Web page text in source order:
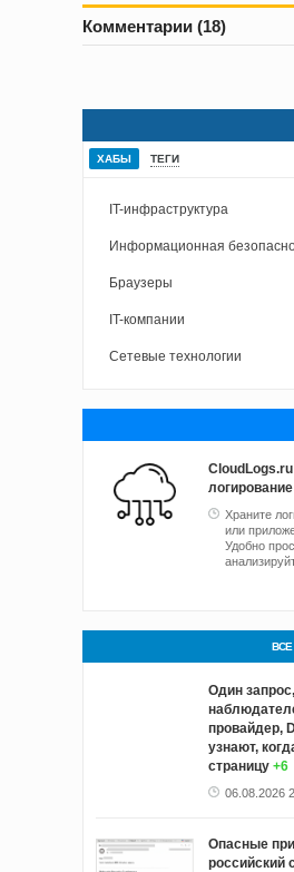
Комментарии (18)
ХАБЫ ТЕГИ
IT-инфраструктура
Информационная
Браузеры
IT-компании
Сетевые технологии
логирование
Храните
или
Удобно
ВСЕ
Один
провайдер,
узнают,
страницу +6
06.08.2026
Опасные
российский